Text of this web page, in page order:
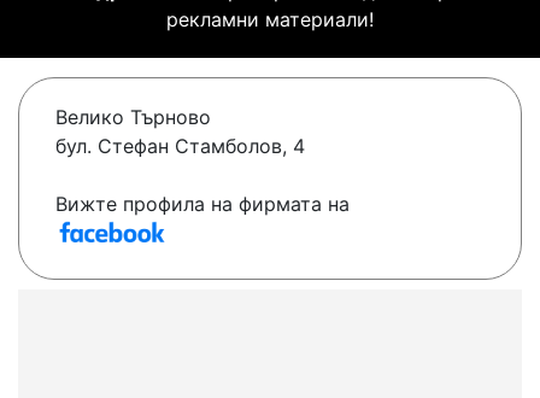
рекламни материали!
Велико Търново
бул. Стефан Стамболов, 4
Вижте профила на фирмата на